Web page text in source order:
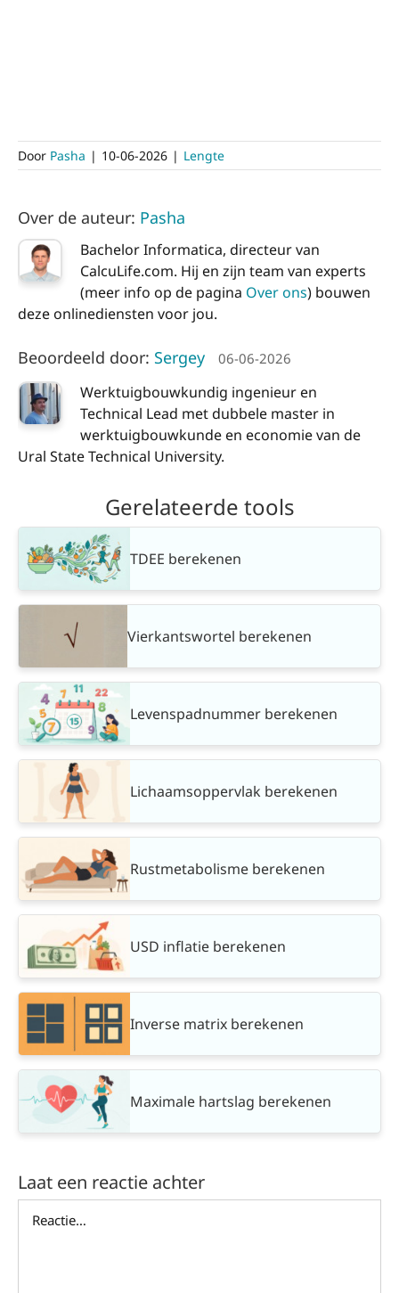
Door Pasha | 10-06-2026 | Lengte
Over de auteur: Pasha
Bachelor Informatica, directeur van
CalcuLife.com. Hij en zijn team van experts
(meer info op de pagina Over ons) bouwen
deze onlinediensten voor jou.
Beoordeeld door: Sergey 06-06-2026
Werktuigbouwkundig ingenieur en
Technical Lead met dubbele master in
werktuigbouwkunde en economie van de
Ural State Technical University.
Gerelateerde tools
TDEE berekenen
Vierkantswortel berekenen
Levenspadnummer berekenen
Lichaamsoppervlak berekenen
Rustmetabolisme berekenen
USD inflatie berekenen
Inverse matrix berekenen
Maximale hartslag berekenen
Laat een reactie achter